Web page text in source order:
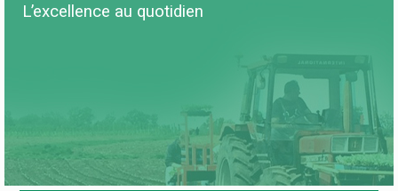
L’excellence au quotidien